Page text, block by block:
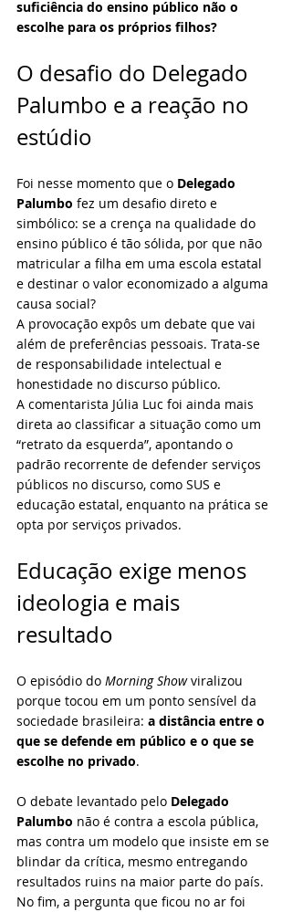
suficiência do ensino público não o
escolhe para os próprios filhos?
O desafio do Delegado
Palumbo e a reação no
estúdio
Foi nesse momento que o Delegado
Palumbo fez um desafio direto e
simbólico: se a crença na qualidade do
ensino público é tão sólida, por que não
matricular a filha em uma escola estatal
e destinar o valor economizado a alguma
causa social?
A provocação expôs um debate que vai
além de preferências pessoais. Trata-se
de responsabilidade intelectual e
honestidade no discurso público.
A comentarista Júlia Luc foi ainda mais
direta ao classificar a situação como um
“retrato da esquerda”, apontando o
padrão recorrente de defender serviços
públicos no discurso, como SUS e
educação estatal, enquanto na prática se
opta por serviços privados.
Educação exige menos
ideologia e mais
resultado
O episódio do Morning Show viralizou
porque tocou em um ponto sensível da
sociedade brasileira: a distância entre o
que se defende em público e o que se
escolhe no privado.
O debate levantado pelo Delegado
Palumbo não é contra a escola pública,
mas contra um modelo que insiste em se
blindar da crítica, mesmo entregando
resultados ruins na maior parte do país.
No fim, a pergunta que ficou no ar foi